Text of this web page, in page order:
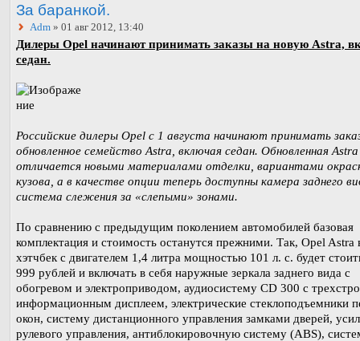
За баранкой.
Adm » 01 авг 2012, 13:40
Дилеры Opel начинают принимать заказы на новую Astra,
седан.
Российские дилеры Opel с 1 августа начинают принимать
обновленное семейство Astra, включая седан. Обновленная Astra
отличается новыми материалами отделки, вариантами
кузова, а в качестве опции теперь доступны камера заднего
система слежения за «слепыми» зонами.
По сравнению с предыдущим поколением автомобилей базовая
комплектация и стоимость останутся прежними. Так, Opel Astra
хэтчбек с двигателем 1,4 литра мощностью 101 л. с. будет
999 рублей и включать в себя наружные зеркала заднего вида с
обогревом и электроприводом, аудиосистему CD 300 с
информационным дисплеем, электрические стеклоподъемники
окон, систему дистанционного управления замками дверей,
рулевого управления, антиблокировочную систему (ABS),